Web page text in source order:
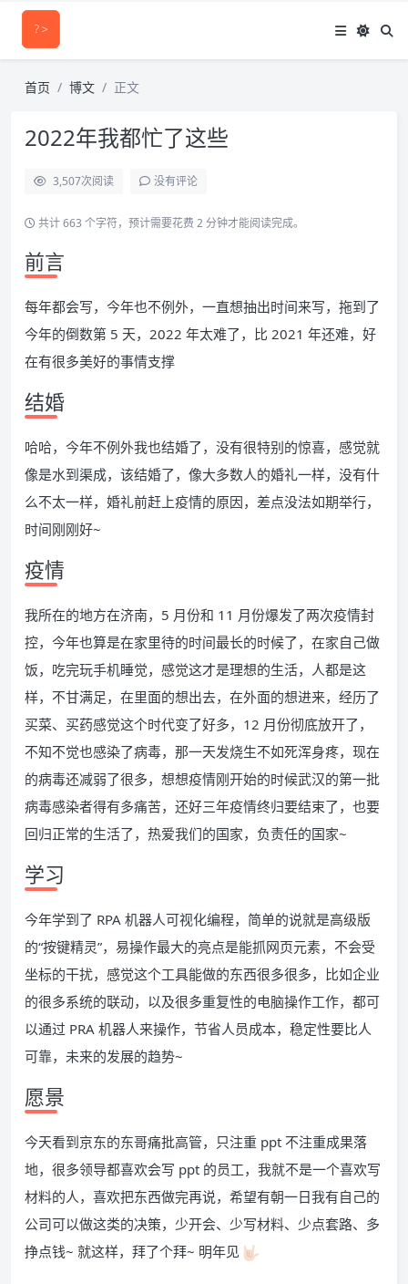
首页 博文 正文
2022年我都忙了这些
3,507次阅读 没有评论
共计 663 个字符，预计需要花费 2 分钟才能阅读完成。
前言
每年都会写，今年也不例外，一直想抽出时间来写，拖到了
今年的倒数第 5 天，2022 年太难了，比 2021 年还难，好
在有很多美好的事情支撑
结婚
哈哈，今年不例外我也结婚了，没有很特别的惊喜，感觉就
像是水到渠成，该结婚了，像大多数人的婚礼一样，没有什
么不太一样，婚礼前赶上疫情的原因，差点没法如期举行，
时间刚刚好~
疫情
我所在的地方在济南，5 月份和 11 月份爆发了两次疫情封
控，今年也算是在家里待的时间最长的时候了，在家自己做
饭，吃完玩手机睡觉，感觉这才是理想的生活，人都是这
样，不甘满足，在里面的想出去，在外面的想进来，经历了
买菜、买药感觉这个时代变了好多，12 月份彻底放开了，
不知不觉也感染了病毒，那一天发烧生不如死浑身疼，现在
的病毒还减弱了很多，想想疫情刚开始的时候武汉的第一批
病毒感染者得有多痛苦，还好三年疫情终归要结束了，也要
回归正常的生活了，热爱我们的国家，负责任的国家~
学习
今年学到了 RPA 机器人可视化编程，简单的说就是高级版
的“按键精灵”，易操作最大的亮点是能抓网页元素，不会受
坐标的干扰，感觉这个工具能做的东西很多很多，比如企业
的很多系统的联动，以及很多重复性的电脑操作工作，都可
以通过 PRA 机器人来操作，节省人员成本，稳定性要比人
可靠，未来的发展的趋势~
愿景
今天看到京东的东哥痛批高管，只注重 ppt 不注重成果落
地，很多领导都喜欢会写 ppt 的员工，我就不是一个喜欢写
材料的人，喜欢把东西做完再说，希望有朝一日我有自己的
公司可以做这类的决策，少开会、少写材料、少点套路、多
挣点钱~ 就这样，拜了个拜~ 明年见